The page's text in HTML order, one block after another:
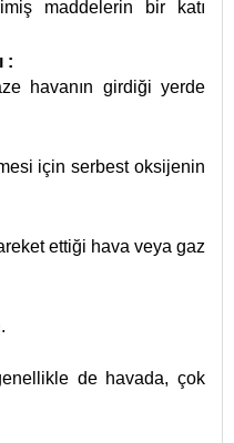
maddelerin bir katı
:
havanın girdiği yerde
için serbest oksijenin
ettiği hava veya gaz
de havada, çok